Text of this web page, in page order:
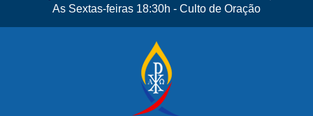
As Sextas-feiras 18:30h - Culto de Oração